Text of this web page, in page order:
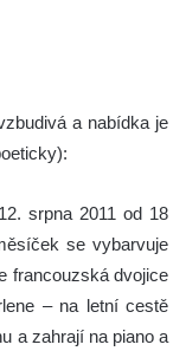
a nabídka je
srpna 2011 od 18
se vybarvuje
dvojice
– na letní cestě
a zahrají na piano a